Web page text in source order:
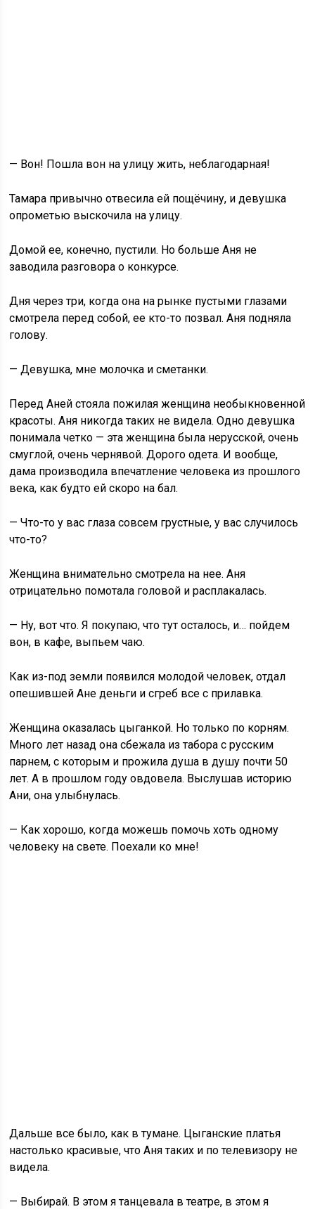
— Вон! Пошла вон на улицу жить, неблагодарная!
Тамара привычно отвесила ей пощёчину, и девушка
опрометью выскочила на улицу.
Домой ее, конечно, пустили. Но больше Аня не
заводила разговора о конкурсе.
Дня через три, когда она на рынке пустыми глазами
смотрела перед собой, ее кто-то позвал. Аня подняла
голову.
— Девушка, мне молочка и сметанки.
Перед Аней стояла пожилая женщина необыкновенной
красоты. Аня никогда таких не видела. Одно девушка
понимала четко — эта женщина была нерусской, очень
смуглой, очень чернявой. Дорого одета. И вообще,
дама производила впечатление человека из прошлого
века, как будто ей скоро на бал.
— Что-то у вас глаза совсем грустные, у вас случилось
что-то?
Женщина внимательно смотрела на нее. Аня
отрицательно помотала головой и расплакалась.
— Ну, вот что. Я покупаю, что тут осталось, и… пойдем
вон, в кафе, выпьем чаю.
Как из-под земли появился молодой человек, отдал
опешившей Ане деньги и сгреб все с прилавка.
Женщина оказалась цыганкой. Но только по корням.
Много лет назад она сбежала из табора с русским
парнем, с которым и прожила душа в душу почти 50
лет. А в прошлом году овдовела. Выслушав историю
Ани, она улыбнулась.
— Как хорошо, когда можешь помочь хоть одному
человеку на свете. Поехали ко мне!
Дальше все было, как в тумане. Цыганские платья
настолько красивые, что Аня таких и по телевизору не
видела.
— Выбирай. В этом я танцевала в театре, в этом я